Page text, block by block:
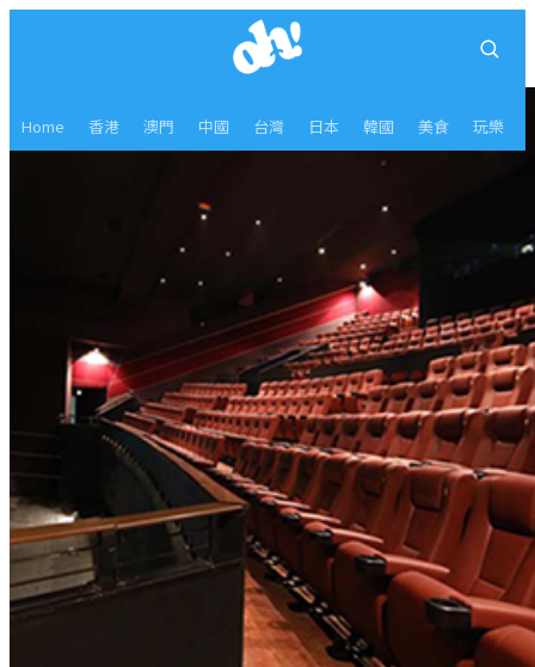
Home 香港 澳門 中國 台灣 日本 韓國 美食 玩樂